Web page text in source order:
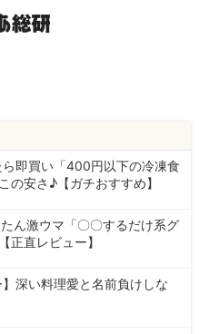
ら即買い「400円以下の冷凍食
の安さ♪【ガチおすすめ】
ん激ウマ「〇〇するだけ系グ
正直レビュー】
】深い料理愛と名前負けしな